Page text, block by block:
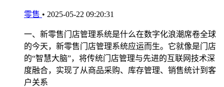
零售 • 2025-05-22 09:20:31
一、新零售门店管理系统是什么在数字化浪潮席卷全球
的今天，新零售门店管理系统应运而生。它就像是门店
的“智慧大脑”，将传统门店管理与先进的互联网技术深
度融合，实现了从商品采购、库存管理、销售统计到客
户关系